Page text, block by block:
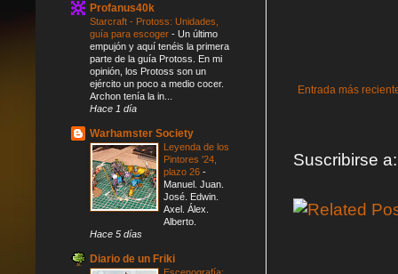
Entrada más
Suscribirse
Profanus40k
Starcraft - Protoss: Unidades,
guía para escoger - Un último
empujón y aquí tenéis la primera
parte de la guía Protoss. En mi
opinión, los Protoss son un
ejército un poco a medio cocer.
Archon tenía la in...
Hace 1 día
Warhamster Society
Leyenda de los
Pintores '24,
plazo 26 -
Manuel. Juan.
José. Edwin.
Axel. Álex.
Alberto.
Hace 5 días
Diario de un Friki